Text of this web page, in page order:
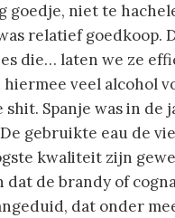
goedje, niet te
relatief goedkoop.
die… laten we ze
hiermee veel alcohol
shit. Spanje was in de
gebruikte eau de
kwaliteit zijn
dat de brandy of
dat onder